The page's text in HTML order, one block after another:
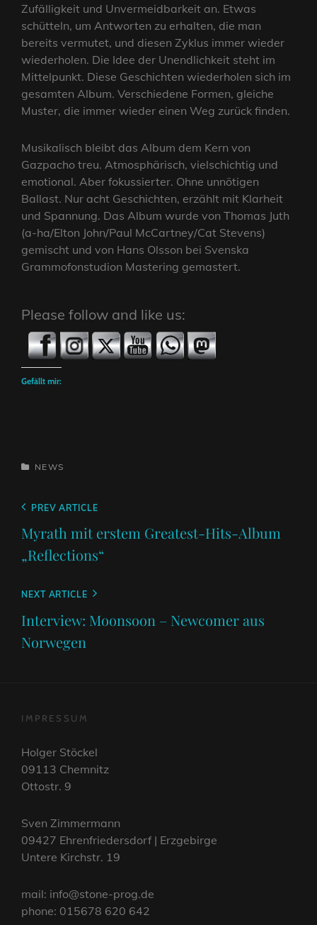
Zufälligkeit und Unvermeidbarkeit an. Etwas
schütteln, um Antworten zu erhalten, die man
bereits vermutet, und diesen Zyklus immer wieder
wiederholen. Die Idee der Unendlichkeit steht im
Mittelpunkt. Diese Geschichten wiederholen sich im
gesamten Album. Verschiedene Formen, gleiche
Muster, die immer wieder einen Weg zurück finden.
Musikalisch bleibt das Album dem Kern von
Gazpacho treu. Atmosphärisch, vielschichtig und
emotional. Aber fokussierter. Ohne unnötigen
Ballast. Nur acht Geschichten, erzählt mit Klarheit
und Spannung. Das Album wurde von Thomas Juth
(a-ha/Elton John/Paul McCartney/Cat Stevens)
gemischt und von Hans Olsson bei Svenska
Grammofonstudion Mastering gemastert.
Please follow and like us:
Gefällt mir:
CATEGORIES
NEWS
Beitragsnavigation
Previous
PREV ARTICLE
Myrath mit erstem Greatest-Hits-Album
„Reflections“
Next
NEXT ARTICLE
Interview: Moonsoon – Newcomer aus
Norwegen
IMPRESSUM
Holger Stöckel
09113 Chemnitz
Ottostr. 9
Sven Zimmermann
09427 Ehrenfriedersdorf | Erzgebirge
Untere Kirchstr. 19
mail: info@stone-prog.de
phone: 015678 620 642